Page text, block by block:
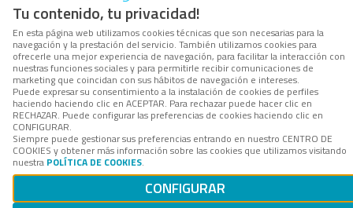
Tu contenido, tu privacidad!
En esta página web utilizamos cookies técnicas que son necesarias para la
navegación y la prestación del servicio. También utilizamos cookies para
ofrecerle una mejor experiencia de navegación, para facilitar la interacción con
nuestras funciones sociales y para permitirle recibir comunicaciones de
marketing que coincidan con sus hábitos de navegación e intereses.
Puede expresar su consentimiento a la instalación de cookies de perfiles
haciendo haciendo clic en ACEPTAR. Para rechazar puede hacer clic en
RECHAZAR. Puede configurar las preferencias de cookies haciendo clic en
CONFIGURAR.
Siempre puede gestionar sus preferencias entrando en nuestro CENTRO DE
COOKIES y obtener más información sobre las cookies que utilizamos visitando
nuestra POLÍTICA DE COOKIES.
CONFIGURAR